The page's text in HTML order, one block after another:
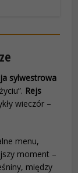
sylwestrowa
Rejs
wieczór –
menu,
moment –
między